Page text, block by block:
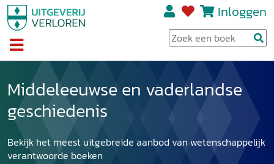
Inloggen
Middeleeuwse en vaderlandse
geschiedenis
Bekijk het meest uitgebreide aanbod van wetenschappelijk
verantwoorde boeken